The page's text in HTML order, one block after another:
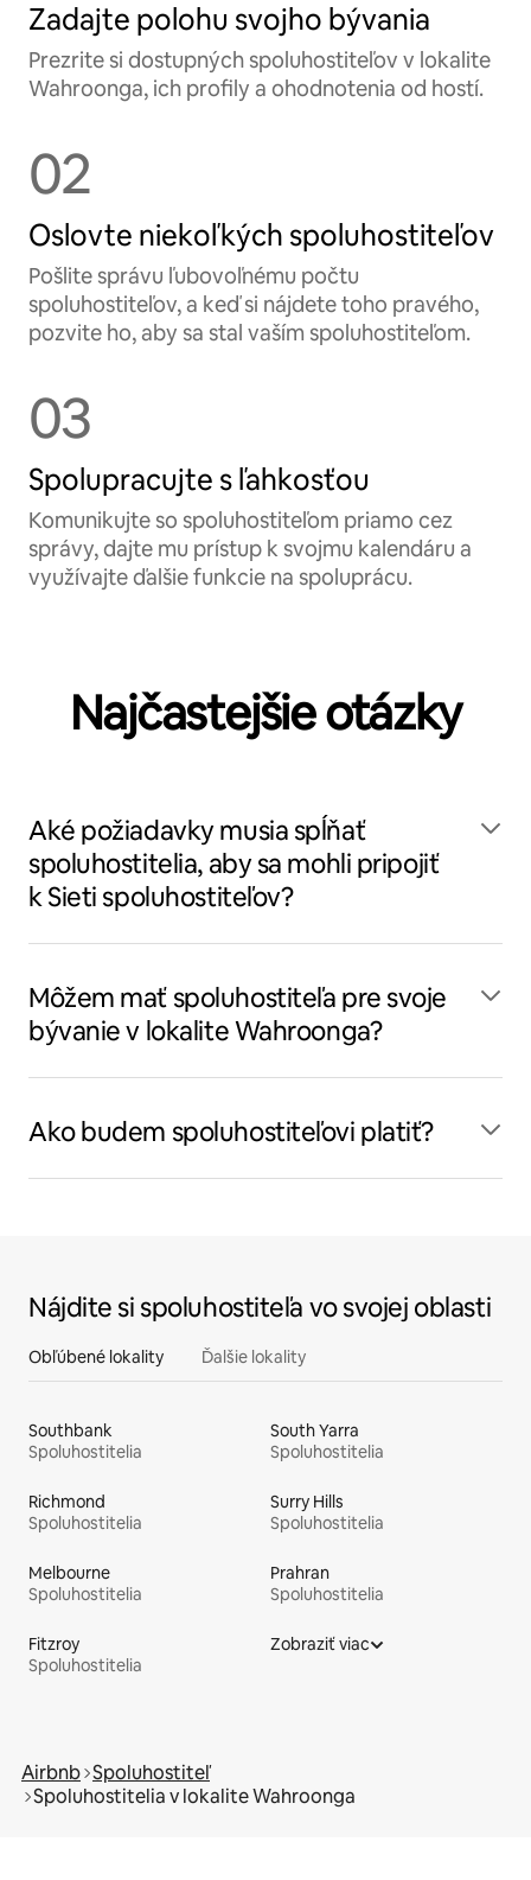
Zadajte polohu svojho bývania
Prezrite si dostupných spoluhostiteľov v lokalite
Wahroonga, ich profily a ohodnotenia od hostí.
02
Oslovte niekoľkých spoluhostiteľov
Pošlite správu ľubovoľnému počtu
spoluhostiteľov, a keď si nájdete toho pravého,
pozvite ho, aby sa stal vaším spoluhostiteľom.
03
Spolupracujte s ľahkosťou
Komunikujte so spoluhostiteľom priamo cez
správy, dajte mu prístup k svojmu kalendáru a
využívajte ďalšie funkcie na spoluprácu.
Najčastejšie otázky
Aké požiadavky musia spĺňať
spoluhostitelia, aby sa mohli pripojiť
k Sieti spoluhostiteľov?
Môžem mať spoluhostiteľa pre svoje
bývanie v lokalite Wahroonga?
Ako budem spoluhostiteľovi platiť?
Nájdite si spoluhostiteľa vo svojej oblasti
Obľúbené lokality Ďalšie lokality
Southbank
Spoluhostitelia
South Yarra
Spoluhostitelia
Richmond
Spoluhostitelia
Surry Hills
Spoluhostitelia
Melbourne
Spoluhostitelia
Prahran
Spoluhostitelia
Fitzroy
Spoluhostitelia
Zobraziť viac
Airbnb Spoluhostiteľ
Spoluhostitelia v lokalite Wahroonga